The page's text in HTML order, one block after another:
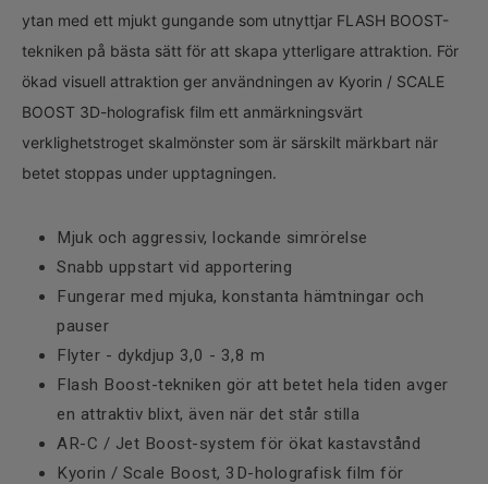
ytan med ett mjukt gungande som utnyttjar FLASH BOOST-
tekniken på bästa sätt för att skapa ytterligare attraktion. För
ökad visuell attraktion ger användningen av Kyorin / SCALE
BOOST 3D-holografisk film ett anmärkningsvärt
verklighetstroget skalmönster som är särskilt märkbart när
betet stoppas under upptagningen.
Mjuk och aggressiv, lockande simrörelse
Snabb uppstart vid apportering
Fungerar med mjuka, konstanta hämtningar och
pauser
Flyter - dykdjup 3,0 - 3,8 m
Flash Boost-tekniken gör att betet hela tiden avger
en attraktiv blixt, även när det står stilla
AR-C / Jet Boost-system för ökat kastavstånd
Kyorin / Scale Boost, 3D-holografisk film för